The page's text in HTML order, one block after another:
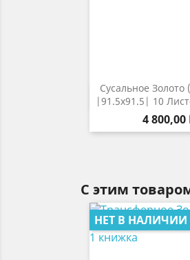
Сусальное Золото
|91.5х91.5| 10
4 800,00
 Быстрый
С этим
НЕТ В НАЛИЧИИ